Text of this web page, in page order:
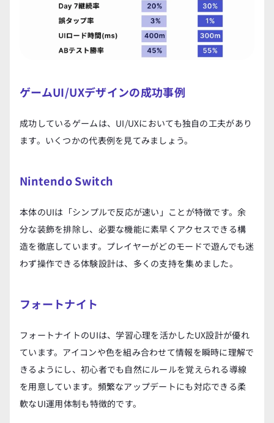
ゲームUI/UXデザインの成功事例
成功しているゲームは、UI/UXにおいても独自の工夫があり
ます。いくつかの代表例を見てみましょう。
Nintendo Switch
本体のUIは「シンプルで反応が速い」ことが特徴です。余
分な装飾を排除し、必要な機能に素早くアクセスできる構
造を徹底しています。プレイヤーがどのモードで遊んでも迷
わず操作できる体験設計は、多くの支持を集めました。
フォートナイト
フォートナイトのUIは、学習心理を活かしたUX設計が優れ
ています。アイコンや色を組み合わせて情報を瞬時に理解で
きるようにし、初心者でも自然にルールを覚えられる導線
を用意しています。頻繁なアップデートにも対応できる柔
軟なUI運用体制も特徴的です。